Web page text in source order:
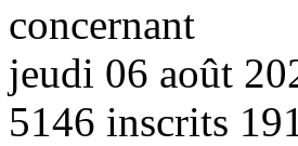
concernant
jeudi 06 août
5146 inscrits